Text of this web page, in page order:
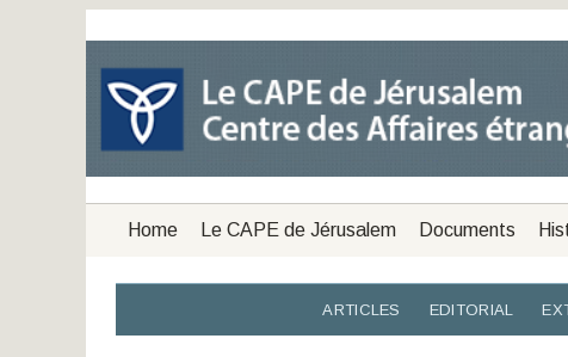
Home Le CAPE de Jérusalem Documents
ARTICLES EDITORIAL